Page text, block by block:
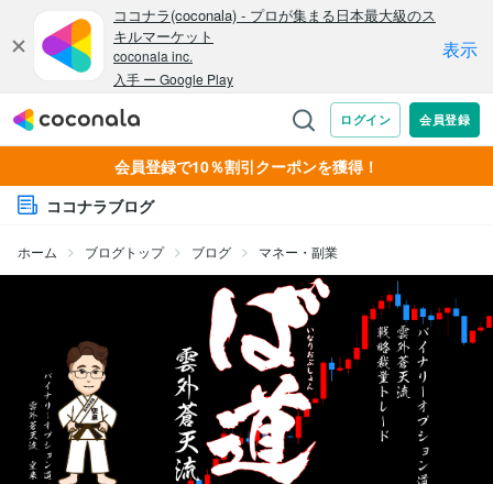
会員登録で10％割引クーポンを獲得！
ココナラブログ
ホーム ブログトップ ブログ マネー・副業